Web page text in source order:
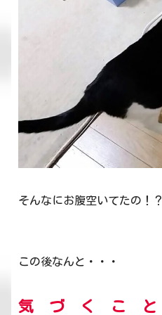
そんなにお腹空いてたの！？
この後なんと・・・
気 づ く こ